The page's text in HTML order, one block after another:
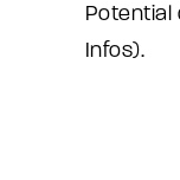
Potential
Infos).